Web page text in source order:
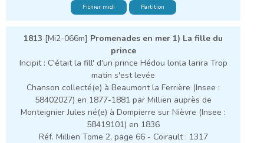
Fichier midi Partition
1813 [Mi2-066m] Promenades en mer 1) La fille du
prince
Incipit : C'était la fill' d'un prince Hédou lonla larira Trop
matin s'est levée
Chanson collecté(e) à Beaumont la Ferrière (Insee :
58402027) en 1877-1881 par Millien auprès de
Monteignier Jules né(e) à Dompierre sur Nièvre (Insee :
58419101) en 1836
Réf. Millien Tome 2, page 66 - Coirault : 1317